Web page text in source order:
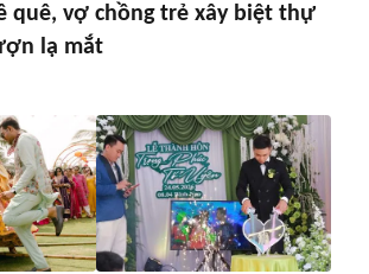
quê, vợ chồng trẻ xây biệt thự
lạ mắt